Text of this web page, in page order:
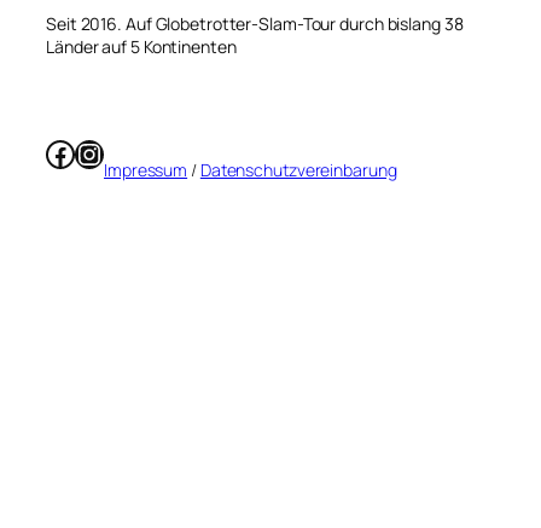
Seit 2016. Auf Globetrotter-Slam-Tour durch bislang 38
Länder auf 5 Kontinenten
Facebook
Instagram
Impressum / Datenschutzvereinbarung